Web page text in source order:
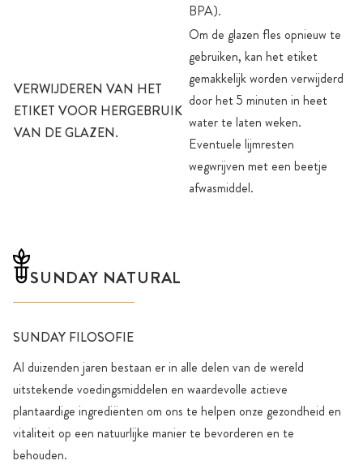
BPA).
VERWIJDEREN VAN HET
ETIKET VOOR HERGEBRUIK
VAN DE GLAZEN.
Om de glazen fles opnieuw te
gebruiken, kan het etiket
gemakkelijk worden verwijderd
door het 5 minuten in heet
water te laten weken.
Eventuele lijmresten
wegwrijven met een beetje
afwasmiddel.
SUNDAY NATURAL
SUNDAY FILOSOFIE
Al duizenden jaren bestaan er in alle delen van de wereld
uitstekende voedingsmiddelen en waardevolle actieve
plantaardige ingrediënten om ons te helpen onze gezondheid en
vitaliteit op een natuurlijke manier te bevorderen en te
behouden.